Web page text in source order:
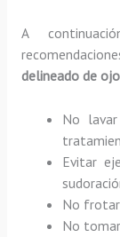
A
delineado de
No
Evitar
No
No